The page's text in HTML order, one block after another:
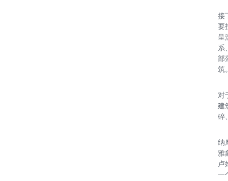
接
要
呈
系
部
筑
对
建
碎
纳
雅
卢
一